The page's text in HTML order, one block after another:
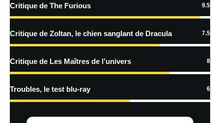
traitées
Critique de The Furious 9.5
Critique de Zoltan, le chien sanglant de Dracula 7.5
Critique de Les Maîtres de l’univers 8
Troubles, le test blu-ray 6